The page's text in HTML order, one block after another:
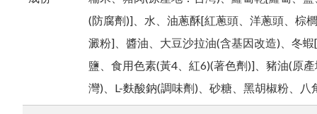
(防腐劑)]、水、油蔥酥[紅蔥頭、洋蔥頭、棕
澱粉]、醬油、大豆沙拉油(含基因改造)、冬
鹽、食用色素(黃4、紅6)(著色劑)]、豬油(原
灣)、L-麩酸鈉(調味劑)、砂糖、黑胡椒粉、八